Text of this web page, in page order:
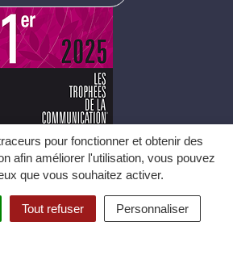
pour fonctionner et obtenir des
afin améliorer l'utilisation, vous pouvez
que vous souhaitez activer.
Tout refuser Personnaliser
COOKIES
PLAN DU SITE
POLITIQUE DE CONFIDENTIALITÉ
PARTIELLEMENT CONFORME